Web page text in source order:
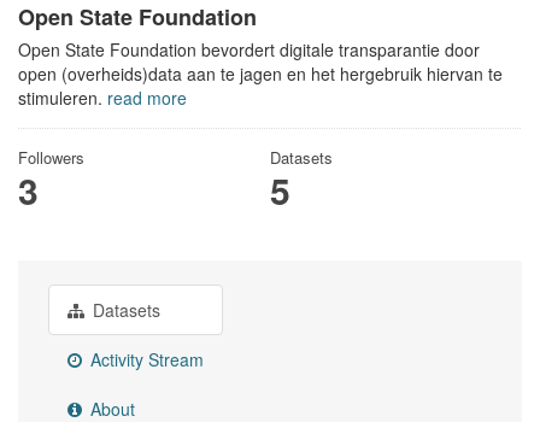
Open State Foundation
Open State Foundation bevordert digitale transparantie door
open (overheids)data aan te jagen en het hergebruik hiervan te
stimuleren. read more
Followers
3
Datasets
5
Datasets
Activity Stream
About